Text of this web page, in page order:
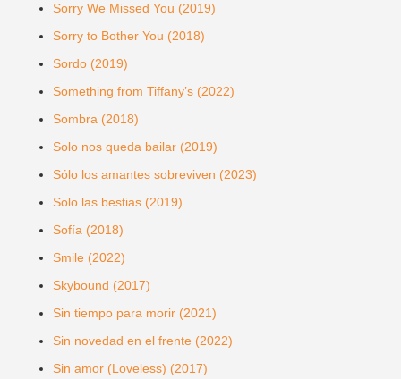
Sorry We Missed You (2019)
Sorry to Bother You (2018)
Sordo (2019)
Something from Tiffany’s (2022)
Sombra (2018)
Solo nos queda bailar (2019)
Sólo los amantes sobreviven (2023)
Solo las bestias (2019)
Sofía (2018)
Smile (2022)
Skybound (2017)
Sin tiempo para morir (2021)
Sin novedad en el frente (2022)
Sin amor (Loveless) (2017)